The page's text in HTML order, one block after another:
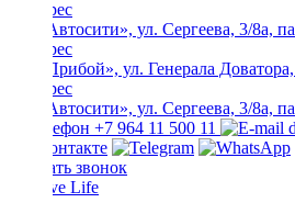
ТЦ «Автосити», ул. Сергеева, 3/8а,
ТЦ «Прибой», ул. Генерала
ТЦ «Автосити», ул. Сергеева, 3/8а,
+7 964 11 500 11
Заказать звонок